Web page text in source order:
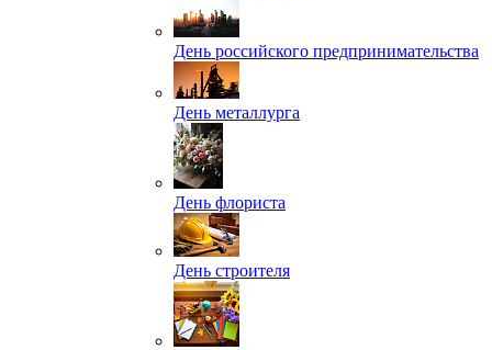
День российского предпринимательства
День металлурга
День флориста
День строителя